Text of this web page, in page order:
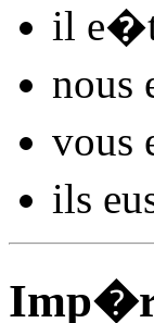
il
nous
vous
ils